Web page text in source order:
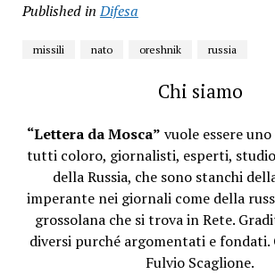
Published in Difesa
missili nato oreshnik russia
Chi siamo
“Lettera da Mosca” vuole essere
tutti coloro, giornalisti, esperti,
della Russia, che sono stanchi
imperante nei giornali come della
grossolana che si trova in Rete.
diversi purché argomentati e fondati.
Fulvio Scaglione.